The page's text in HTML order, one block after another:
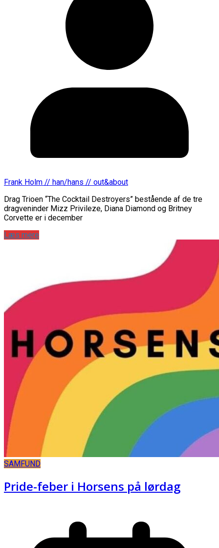
Frank Holm // han/hans // out&about
Drag Trioen “The Cocktail Destroyers” bestående af de tre
dragveninder Mizz Privileze, Diana Diamond og Britney
Corvette er i december
Læs mere
SAMFUND
Pride-feber i Horsens på lørdag